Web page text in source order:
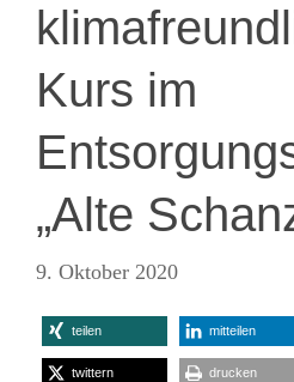
Kurs im
„Alte
9. Oktober 2020
teilen mitteilen
twittern drucken